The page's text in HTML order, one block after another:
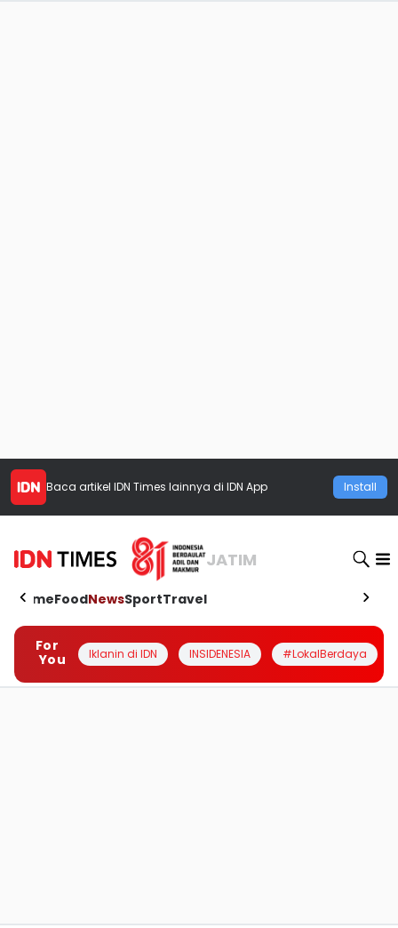
Baca artikel IDN Times lainnya di IDN App Install
JATIM
HomeFoodNewsSportTravel
For
You
Iklanin di IDN INSIDENESIA #LokalBerdaya